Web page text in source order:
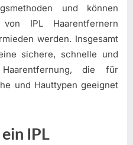
und können
IPL Haarentfernern
werden. Insgesamt
sichere, schnelle und
die für
und Hauttypen geeignet
IPL